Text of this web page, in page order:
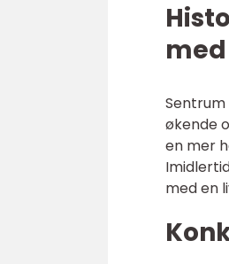
økende
en mer
med en